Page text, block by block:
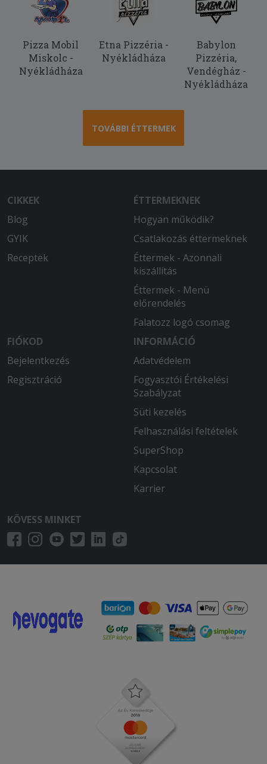
Pizza Mobil
Miskolc -
Nyékládháza
Etna Pizzéria -
Nyékládháza
Babylon
Pizzéria,
Vendégház -
Nyékládháza
TOVÁBBI ÉTTERMEK
CIKKEK
Blog
GYIK
Receptek
ÉTTERMEKNEK
Hogyan működik?
Csatlakozás éttermeknek
Éttermek - Azonnali
kiszállítás
Éttermek - Menü
előrendelés
Falatozz logó csomag
FIÓKOD
Bejelentkezés
Regisztráció
INFORMÁCIÓ
Adatvédelem
Fogyasztói Értékelési
Szabályzat
Süti kezelés
Felhasználási feltételek
SuperShop
Kapcsolat
Karrier
KÖVESS MINKET